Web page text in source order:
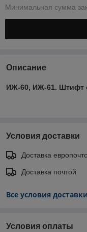
Минимальная сумма
Описание
ИЖ-60, ИЖ-61. Штифт
Условия доставки
Доставка
Доставка почтой
Все условия доставки
Условия оплаты